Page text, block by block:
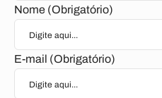
Nome (Obrigatório)
E-mail (Obrigatório)